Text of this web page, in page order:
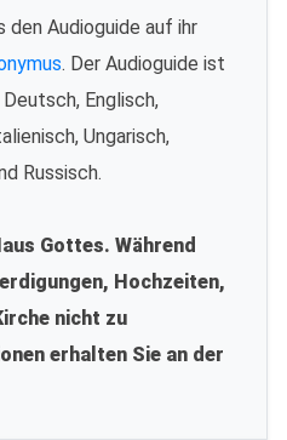
den Audioguide auf ihr
. Der Audioguide ist
Englisch,
Ungarisch,
Russisch.
Gottes. Während
Hochzeiten,
nicht zu
erhalten Sie an der